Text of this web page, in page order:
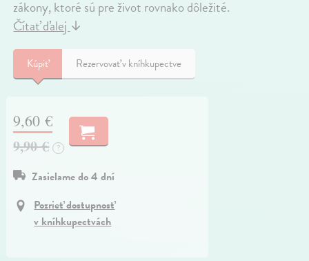
zákony, ktoré sú pre život rovnako dôležité.
Čítať ďalej↓
Kúpiť Rezervovať v kníhkupectve
9,60 €
9,90 €
?
Zasielame do 4 dní
Pozrieť dostupnosť
v kníhkupectvách